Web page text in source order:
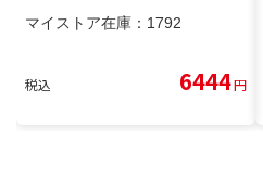
マイストア在庫： 1792
税込 6444円